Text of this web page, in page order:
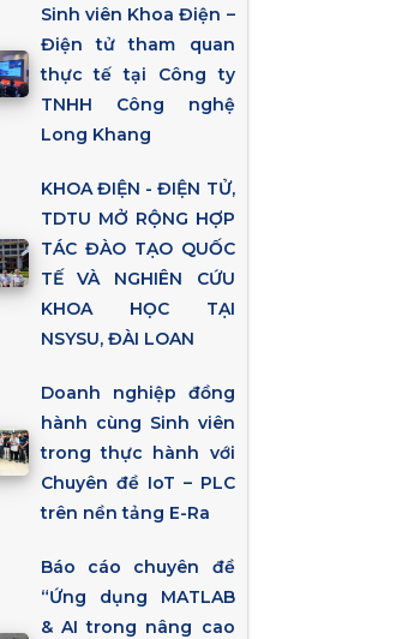
Sinh viên Khoa Điện –
Điện tử tham quan
thực tế tại Công ty
TNHH Công nghệ
Long Khang
KHOA ĐIỆN - ĐIỆN TỬ,
TDTU MỞ RỘNG HỢP
TÁC ĐÀO TẠO QUỐC
TẾ VÀ NGHIÊN CỨU
KHOA HỌC TẠI
NSYSU, ĐÀI LOAN
Doanh nghiệp đồng
hành cùng Sinh viên
trong thực hành với
Chuyên đề IoT – PLC
trên nền tảng E-Ra
Báo cáo chuyên đề
“Ứng dụng MATLAB
& AI trong nâng cao